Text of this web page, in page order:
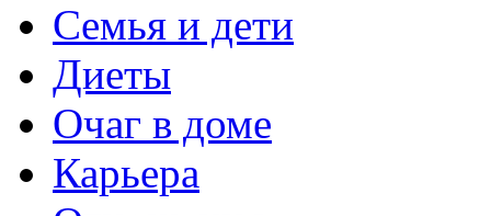
Семья и дети
Диеты
Очаг в доме
Карьера